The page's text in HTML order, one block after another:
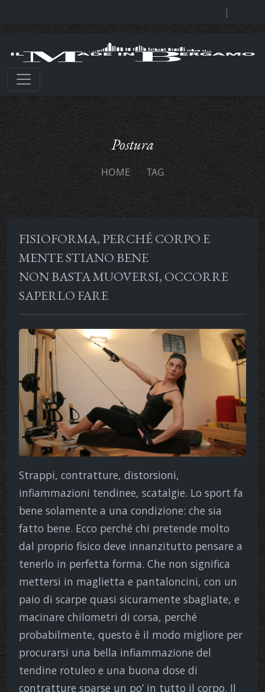
|
Postura
HOME TAG
FISIOFORMA, PERCHÉ CORPO E
MENTE STIANO BENE
NON BASTA MUOVERSI, OCCORRE
SAPERLO FARE
Strappi, contratture, distorsioni,
infiammazioni tendinee, scatalgie. Lo sport fa
bene solamente a una condizione: che sia
fatto bene. Ecco perché chi pretende molto
dal proprio fisico deve innanzitutto pensare a
tenerlo in perfetta forma. Che non significa
mettersi in maglietta e pantaloncini, con un
paio di scarpe quasi sicuramente sbagliate, e
macinare chilometri di corsa, perché
probabilmente, questo è il modo migliore per
procurarsi una bella infiammazione del
tendine rotuleo e una buona dose di
contratture sparse un po’ in tutto il corpo. Il